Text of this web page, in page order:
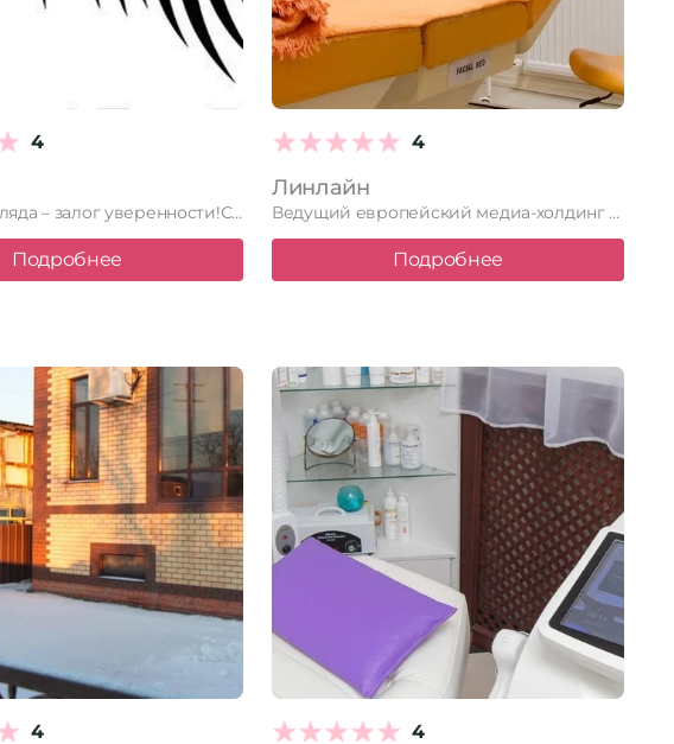
4
– залог уверенности!Студия красоты "Не тушь" в Тюмени …
Подробнее
4
Линлайн
Ведущий европейский медиа-холдинг LInnLine специализируется на эстетической медицине. Мы являемся …
Подробнее
4 4